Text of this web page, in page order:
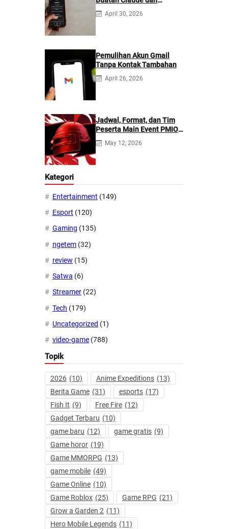
ChatGPT: Mana yang
Lebih Baik?
April 30, 2026
Pemulihan Akun Gmail
Tanpa Kontak Tambahan
April 26, 2026
Jadwal, Format, dan Tim
Peserta Main Event PMIO
2026
May 12, 2026
Kategori
Entertainment (149)
Esport (120)
Gaming (135)
ngetem (32)
review (15)
Satwa (6)
Streamer (22)
Tech (179)
Uncategorized (1)
video-game (788)
Topik
2026 (10) Anime Expeditions (13)
Berita Game (31) esports (17)
Fish It (9) Free Fire (12)
Gadget Terbaru (10)
game baru (12) game gratis (9)
Game horor (19)
Game MMORPG (13)
game mobile (49)
Game Online (10)
Game Roblox (25) Game RPG (21)
Grow a Garden 2 (11)
Hero Mobile Legends (11)